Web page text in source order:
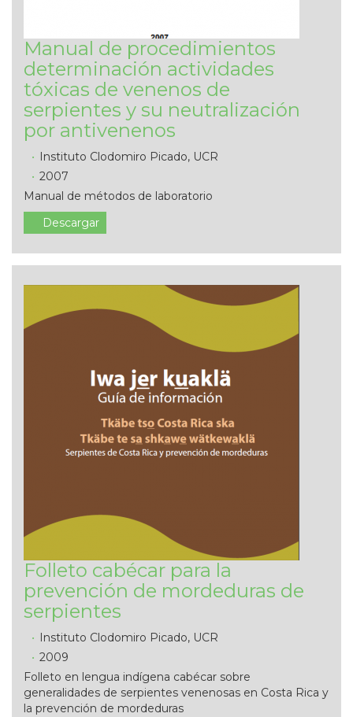
Manual de procedimientos
determinación actividades
tóxicas de venenos de
serpientes y su neutralización
por antivenenos
Instituto Clodomiro Picado, UCR
2007
Manual de métodos de laboratorio
Descargar
Folleto cabécar para la
prevención de mordeduras de
serpientes
Instituto Clodomiro Picado, UCR
2009
Folleto en lengua indígena cabécar sobre
generalidades de serpientes venenosas en Costa Rica y
la prevención de mordeduras